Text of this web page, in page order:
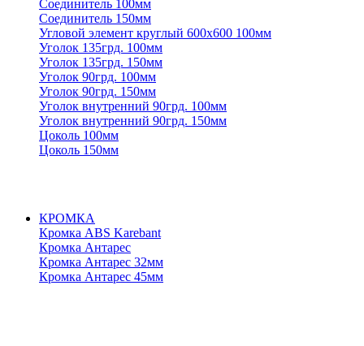
Соединитель 100мм
Соединитель 150мм
Угловой элемент круглый 600х600 100мм
Уголок 135грд. 100мм
Уголок 135грд. 150мм
Уголок 90грд. 100мм
Уголок 90грд. 150мм
Уголок внутренний 90грд. 100мм
Уголок внутренний 90грд. 150мм
Цоколь 100мм
Цоколь 150мм
КРОМКА
Кромка ABS Karebant
Кромка Антарес
Кромка Антарес 32мм
Кромка Антарес 45мм